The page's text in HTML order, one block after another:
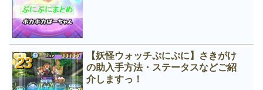
【妖怪ウォッチぷにぷに】さきがけ
の助入手方法・ステータスなどご紹
介しますっ！